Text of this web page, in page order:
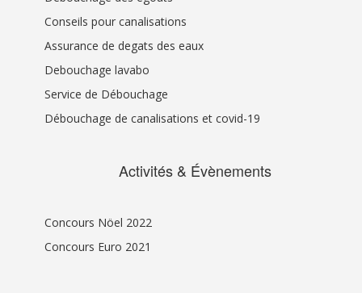
Conseils pour canalisations
Assurance de degats des eaux
Debouchage lavabo
Service de Débouchage
Débouchage de canalisations et covid-19
Activités & Évènements
Concours Nöel 2022
Concours Euro 2021